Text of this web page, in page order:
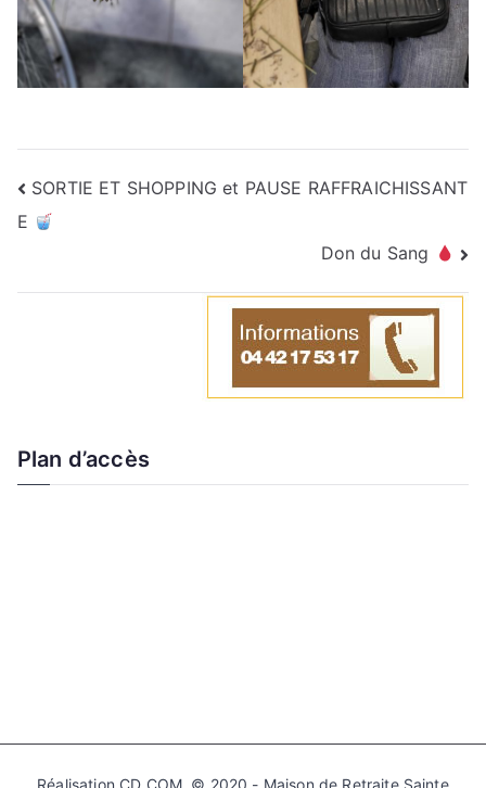
SORTIE ET SHOPPING et PAUSE RAFFRAICHISSANT
E
Don du Sang
Plan d’accès
Réalisation CD COM © 2020 - Maison de Retraite Sainte